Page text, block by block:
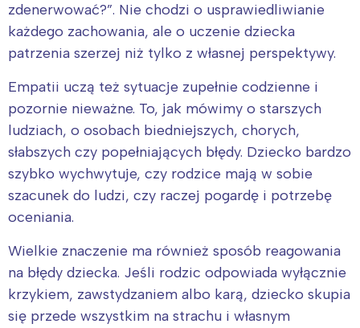
zdenerwować?”. Nie chodzi o usprawiedliwianie
każdego zachowania, ale o uczenie dziecka
patrzenia szerzej niż tylko z własnej perspektywy.
Empatii uczą też sytuacje zupełnie codzienne i
pozornie nieważne. To, jak mówimy o starszych
ludziach, o osobach biedniejszych, chorych,
słabszych czy popełniających błędy. Dziecko bardzo
szybko wychwytuje, czy rodzice mają w sobie
szacunek do ludzi, czy raczej pogardę i potrzebę
oceniania.
Wielkie znaczenie ma również sposób reagowania
na błędy dziecka. Jeśli rodzic odpowiada wyłącznie
krzykiem, zawstydzaniem albo karą, dziecko skupia
się przede wszystkim na strachu i własnym